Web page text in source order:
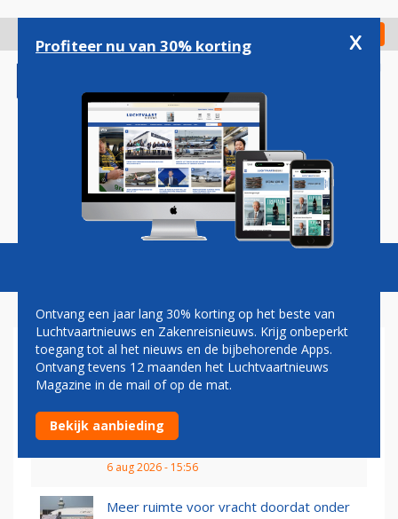
gaan
Check in
Magazine Podcasts Vacatures
AIRPORTS
In jacht op vakantiegangers sluit
vliegveld Maastricht zich...
6 aug 2026 - 15:56
Meer ruimte voor vracht doordat onder
Profiteer nu van 30% korting x
Ontvang een jaar lang 30% korting op het beste van
Luchtvaartnieuws en Zakenreisnieuws. Krijg onbeperkt
toegang tot al het nieuws en de bijbehorende Apps.
Ontvang tevens 12 maanden het Luchtvaartnieuws
Magazine in de mail of op de mat.
Bekijk aanbieding